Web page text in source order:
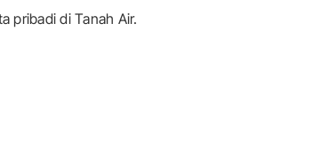
pribadi di Tanah Air.